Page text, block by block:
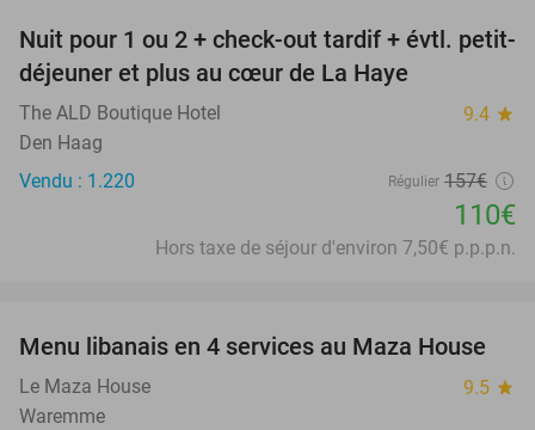
30%
Nuit pour 1 ou 2 + check-out tardif + évtl. petit-
déjeuner et plus au cœur de La Haye
The ALD Boutique Hotel 9.4 star
Den Haag
Vendu : 1.220
Régulier 157€
110€
Hors taxe de séjour d'environ 7,50€ p.p.p.n.
60%
Menu libanais en 4 services au Maza House
Le Maza House 9.5 star
Waremme